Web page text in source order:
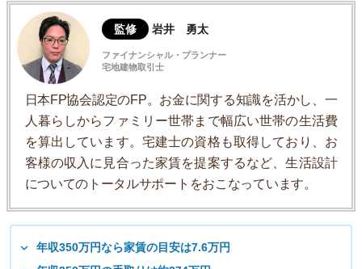
監修 岩井 勇太
ファイナンシャル・プランナー
宅地建物取引士
日本FP協会認定のFP。お金に関する知識を活かし、一
人暮らしからファミリー世帯まで幅広い世帯の生活費
を算出しています。宅建士の資格も取得しており、お
客様の収入に見合った家賃を提案するなど、生活設計
についてのトータルサポートをおこなっています。
年収350万円なら家賃の目安は7.6万円